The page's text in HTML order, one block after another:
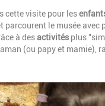
cette visite pour les
parcourent le musée
à desactivités plus
(ou papy et mamie),